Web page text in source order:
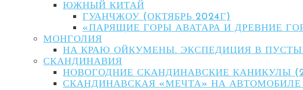
ЮЖНЫЙ КИТАЙ
ГУАНЧЖОУ (ОКТЯБРЬ 2024Г)
«ПАРЯЩИЕ ГОРЫ АВАТАРА И ДРЕВНИЕ
МОНГОЛИЯ
НА КРАЮ ОЙКУМЕНЫ. ЭКСПЕДИЦИЯ В
СКАНДИНАВИЯ
НОВОГОДНИЕ СКАНДИНАВСКИЕ КАНИКУЛЫ
СКАНДИНАВСКАЯ «МЕЧТА» НА АВТОМОБИЛЕ